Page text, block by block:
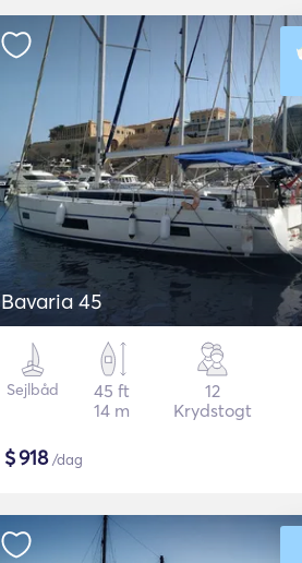
Bavaria 45
Sejlbåd
45 ft
14 m
12
Krydstogt
$918/dag